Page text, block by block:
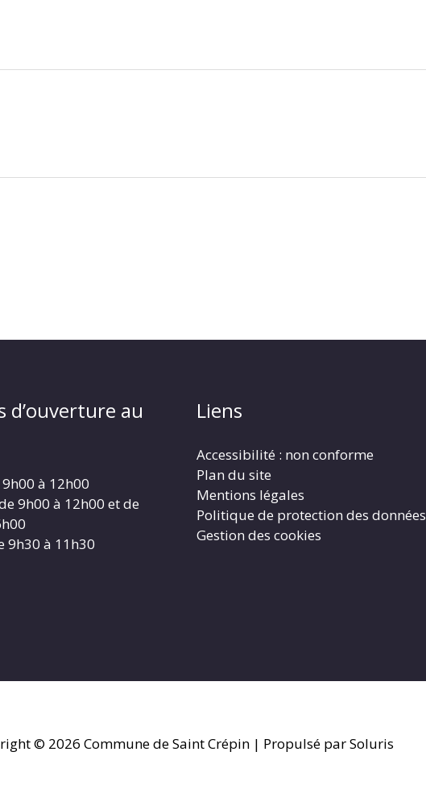
d’ouverture au
à 12h00
9h00 à 12h00 et de
9h30 à 11h30
Liens
Accessibilité : non conforme
Plan du site
Mentions légales
Politique de protection des données
Gestion des cookies
© 2026 Commune de Saint Crépin| Propulsé par Soluris